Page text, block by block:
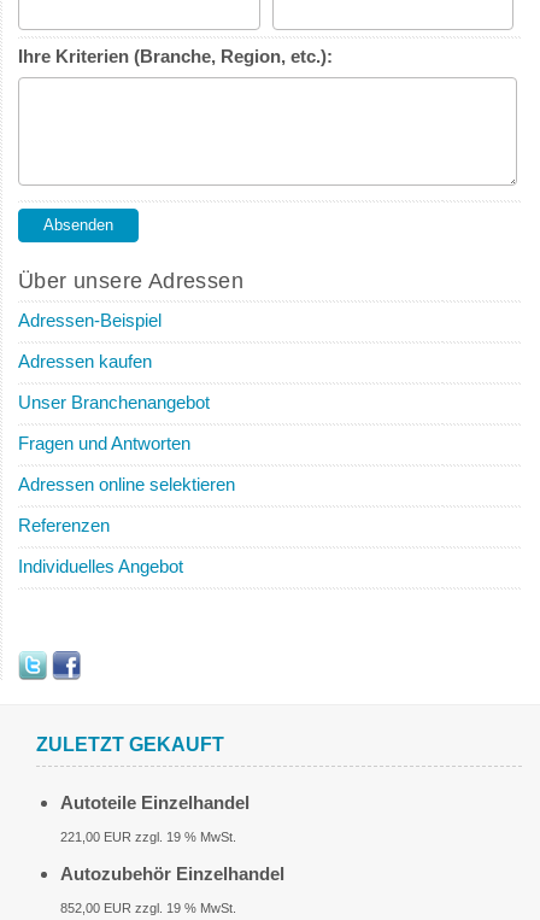
Ihre Kriterien (Branche, Region, etc.):
Über unsere Adressen
Adressen-Beispiel
Adressen kaufen
Unser Branchenangebot
Fragen und Antworten
Adressen online selektieren
Referenzen
Individuelles Angebot
ZULETZT GEKAUFT
Autoteile Einzelhandel
221,00 EUR zzgl. 19 % MwSt.
Autozubehör Einzelhandel
852,00 EUR zzgl. 19 % MwSt.